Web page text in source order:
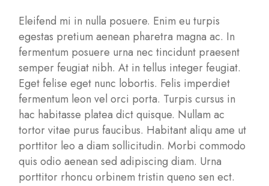
Eleifend mi in nulla posuere. Enim eu turpis
egestas pretium aenean pharetra magna ac. In
fermentum posuere urna nec tincidunt praesent
semper feugiat nibh. At in tellus integer feugiat.
Eget felise eget nunc lobortis. Felis imperdiet
fermentum leon vel orci porta. Turpis cursus in
hac habitasse platea dict quisque. Nullam ac
tortor vitae purus faucibus. Habitant aliqu ame ut
porttitor leo a diam sollicitudin. Morbi commodo
quis odio aenean sed adipiscing diam. Urna
porttitor rhoncu orbinem tristin queno sen ect.